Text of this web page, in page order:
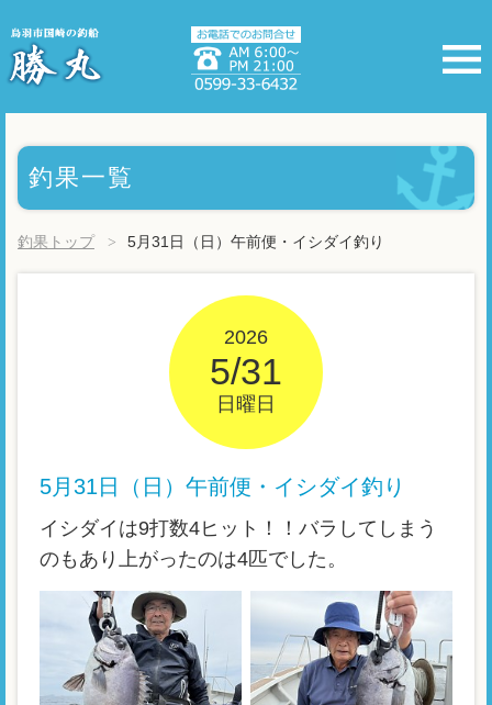
釣果一覧
釣果トップ 5月31日（日）午前便・イシダイ釣り
2026
5/31
日曜日
5月31日（日）午前便・イシダイ釣り
イシダイは9打数4ヒット！！バラしてしまう
のもあり上がったのは4匹でした。